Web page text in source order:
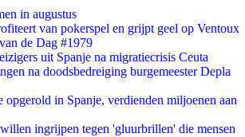
in augustus
van pokerspel en grijpt geel op Ventoux
de Dag #1979
uit Spanje na migratiecrisis Ceuta
na doodsbedreiging burgemeester Depla
opgerold in Spanje, verdienden miljoenen aan
ingrijpen tegen 'gluurbrillen' die mensen